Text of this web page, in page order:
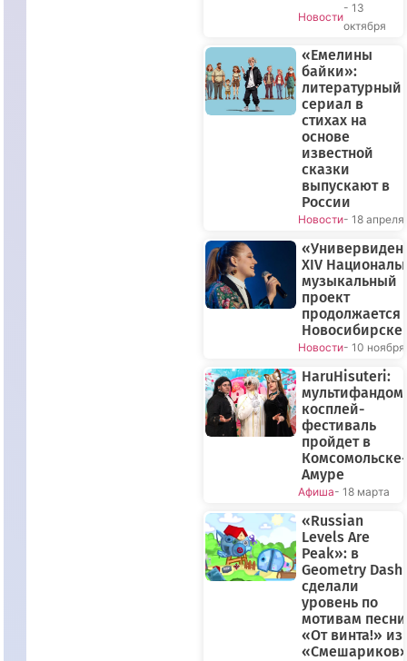
Новости
- 13
октября
«Емелины
байки»:
литературный
сериал в
стихах на
основе
известной
сказки
выпускают в
России
Новости- 18 апреля
XIV
музыкальный
проект
продолжается
Новосибирске
Новости- 10 ноября
HaruHisuteri:
косплей-
фестиваль
пройдет в
Амуре
Афиша- 18 марта
«Russian
Levels Are
Peak»: в
Geometry Dash
сделали
уровень по
мотивам песни
«От винта!» из